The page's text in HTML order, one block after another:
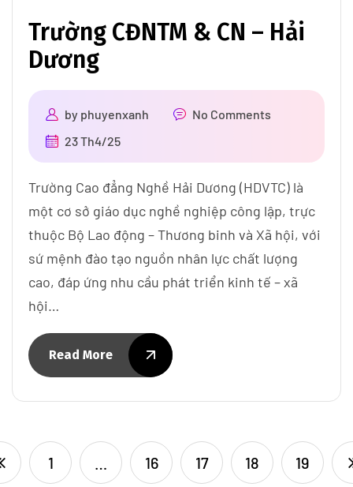
Trường CĐNTM & CN – Hải
Dương
by phuyenxanh
No Comments
23 Th4/25
Trường Cao đẳng Nghề Hải Dương (HDVTC) là
một cơ sở giáo dục nghề nghiệp công lập, trực
thuộc Bộ Lao động – Thương binh và Xã hội, với
sứ mệnh đào tạo nguồn nhân lực chất lượng
cao, đáp ứng nhu cầu phát triển kinh tế – xã
hội…
Read More
1 … 16 17 18 19